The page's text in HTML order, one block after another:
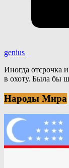
genius
Иногда отсрочка
в охоту. Была бы
Народы Мира